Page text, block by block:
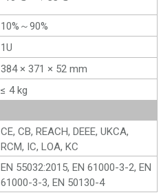
10%～90%
1U
384 × 371 × 52 mm
≤ 4 kg
CE, CB, REACH, DEEE, UKCA,
RCM, IC, LOA, KC
EN 55032:2015, EN 61000-3-2, EN
61000-3-3, EN 50130-4